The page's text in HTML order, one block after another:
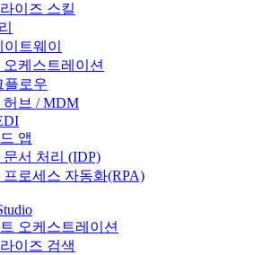
이즈 스킬
트웨이
케스트레이션
플로우
허브 / MDM
앱
문서 처리 (IDP)
프로세스 자동화(RPA)
오케스트레이션
이즈 검색